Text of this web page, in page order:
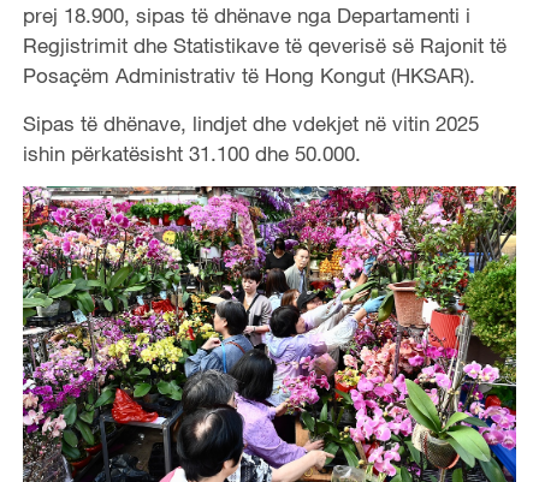
prej 18.900, sipas të dhënave nga Departamenti i
Regjistrimit dhe Statistikave të qeverisë së Rajonit të
Posaçëm Administrativ të Hong Kongut (HKSAR).
Sipas të dhënave, lindjet dhe vdekjet në vitin 2025
ishin përkatësisht 31.100 dhe 50.000.